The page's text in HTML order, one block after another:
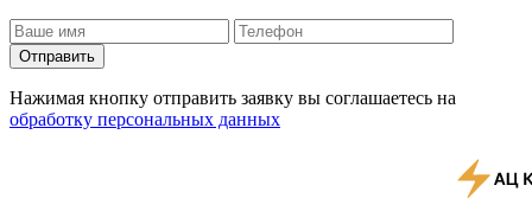
Отправить
Нажимая кнопку отправить заявку вы соглашаетесь на
обработку персональных данных